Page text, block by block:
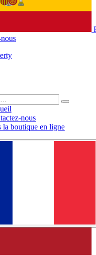
nous
la boutique en ligne